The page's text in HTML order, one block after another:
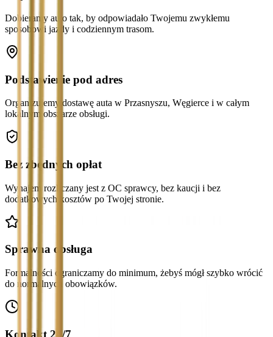
Dobieramy auto tak, by odpowiadało Twojemu zwykłemu
sposobowi jazdy i codziennym trasom.
Podstawienie pod adres
Organizujemy dostawę auta w Przasnyszu, Węgierce i w całym
lokalnym obszarze obsługi.
Bez zbędnych opłat
Wynajem rozliczany jest z OC sprawcy, bez kaucji i bez
dodatkowych kosztów po Twojej stronie.
Sprawna obsługa
Formalności ograniczamy do minimum, żebyś mógł szybko wrócić
do normalnych obowiązków.
Kontakt 24/7